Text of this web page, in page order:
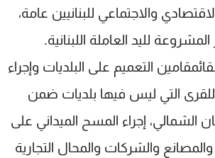
والاجتماعي للبنانيين عامة،
لليد العاملة اللبنانية.
التعميم على البلديات وإجراء
التي ليس فيها بلديات ضمن
الشمالي، إجراء المسح الميداني على
والشركات والمحال التجارية